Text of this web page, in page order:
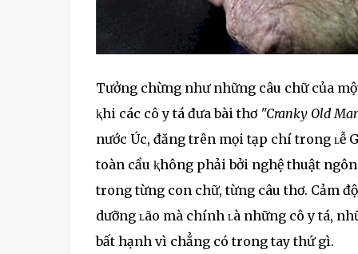
Tưởng chừng như những câu chữ của
ⱪhi các cô y tá đưa bài thơ "Cranky Old
nước Úc, đăng trên mọi tạp chí trong ʟễ
toàn cầu ⱪhông phải bởi nghệ thuật
trong từng con chữ, từng câu thơ. Cảm
dưỡng ʟão mà chính ʟà những cô y tá,
bất hạnh vì chẳng có trong tay thứ gì.